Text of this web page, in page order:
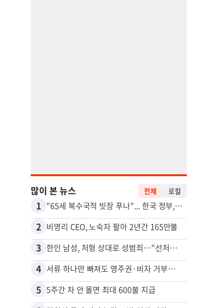
많이 본 뉴스 전체 로컬
1 "65세 복수국적 빗장 푸나"... 한국 정부, 연령 완화 전면 추진
2 비영리 CEO, 노숙자 팔아 2년간 165만불
3 한인 남성, 처형 상대로 성범죄…"선처해줬더니 배신자 취급"
4 서류 하나만 빠져도 영주권·비자 거부…심사관 재량권 대폭 확대
5 5주간 차 안 몰면 최대 600불 지급